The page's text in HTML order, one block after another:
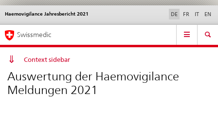
Direktnavigation
News,
Rechtsgrundlagen,
Kontakt
News & Updates Kontakt | Support & Hilfe
Haemovigilance Jahresbericht 2021
Sprachwahl DE FR IT EN
Service
Hauptnavigation
Swissmedic
Context sidebar
Auswertung der Haemovigilance
Meldungen 2021